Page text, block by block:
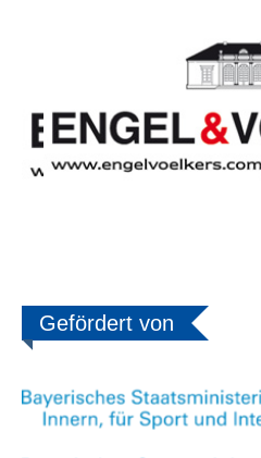
Gefördert von